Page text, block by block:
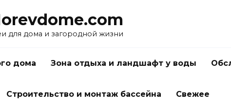
для дома и загородной жизни
дома Зона отдыха и ландшафт у воды
Строительство и монтаж бассейна Свежее